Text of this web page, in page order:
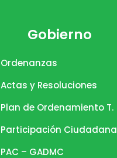
Gobierno
Ordenanzas
Actas y Resoluciones
Plan de Ordenamiento T.
Participación Ciudadana
PAC – GADMC